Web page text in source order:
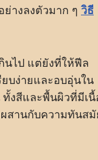
างลงตัวมาก ๆ วิธี
นไป แต่ยังที่ให้ฟีล
บง่ายและอบอุ่นใน
ทั้งสีและพื้นผิวที่มีเนื้
สานกับความทันส